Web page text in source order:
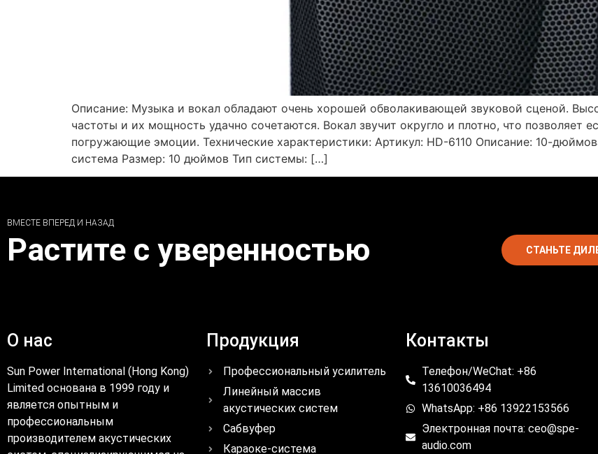
Описание: Музыка и вокал обладают очень хорошей обволакивающей звуковой сценой.
частоты и их мощность удачно сочетаются. Вокал звучит округло и плотно, что позволяет
погружающие эмоции. Технические характеристики: Артикул: HD-6110 Описание: 10-
система Размер: 10 дюймов Тип системы: […]
ВМЕСТЕ ВПЕРЕД И НАЗАД
Растите с уверенностью СТАНЬТЕ
О нас
Sun Power International (Hong Kong)
Limited основана в 1999 году и
является опытным и
профессиональным
производителем акустических
Продукция
Профессиональный усилитель
Линейный массив
акустических систем
Сабвуфер
Караоке-система
Контакты
Телефон/WeChat: +86
13610036494
WhatsApp: +86 13922153566
Электронная почта: ceo@spe-
audio.com